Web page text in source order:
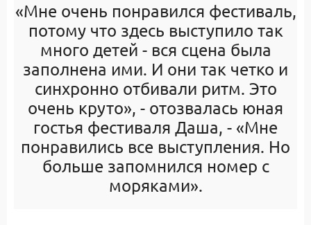
«Мне очень понравился фестиваль,
потому что здесь выступило так
много детей - вся сцена была
заполнена ими. И они так четко и
синхронно отбивали ритм. Это
очень круто», - отозвалась юная
гостья фестиваля Даша, - «Мне
понравились все выступления. Но
больше запомнился номер с
моряками».